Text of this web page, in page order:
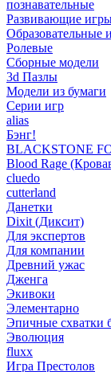
познавательные
Развивающие
Образовательные
Ролевые
Сборные модели
3d Пазлы
Модели из бумаги
Серии игр
alias
Бэнг!
BLACKSTONE
Blood Rage
cluedo
cutterland
Данетки
Dixit (Диксит)
Для экспертов
Для компании
Древний ужас
Дженга
Экивоки
Элементарно
Эпичные схватки
Эволюция
fluxx
Игра Престолов